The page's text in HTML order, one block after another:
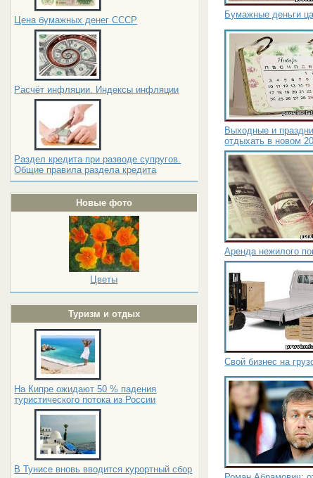
Цена бумажных денег СССР
Расчёт инфляции. Индексы инфляции
Раздел кредита при разводе супругов.
Общие правила раздела кредита
Новые фото
Цветы
Туризм и отдых
На Кипре ожидают 50 % падения
туристического потока из России
В Тунисе вновь вводится курортный сбор
Бумажные деньги
Выходные и
отдыхать в новом
Аренда нежилого
Свой бизнес на